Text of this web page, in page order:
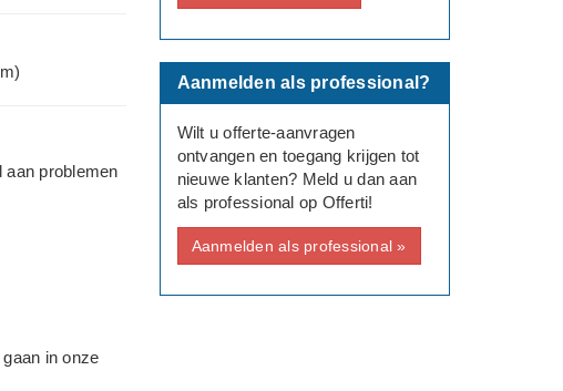
aan problemen
in onze
Aanmelden als professional?
Wilt u offerte-aanvragen
ontvangen en toegang krijgen tot
nieuwe klanten? Meld u dan aan
als professional op Offerti!
Aanmelden als professional »